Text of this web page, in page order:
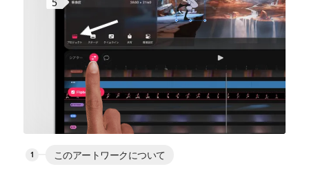
このアートワークについて